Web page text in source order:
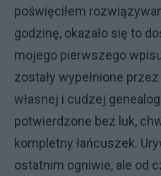
poświęciłem
godzinę, okazało się to
mojego pierwszego
zostały wypełnione
własnej i cudzej
potwierdzone bez luk,
kompletny łańcuszek.
ostatnim ogniwie, ale od